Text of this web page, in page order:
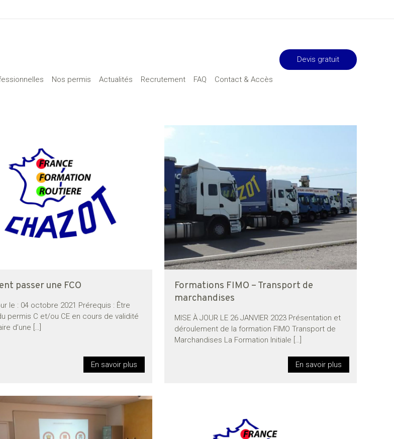
Nos permis Actualités Recrutement FAQ Contact & Accès
Devis gratuit
passer une FCO
le : 04 octobre 2021 Prérequis : Être
permis C et/ou CE en cours de validité
d’une […]
En savoir plus
Formations FIMO – Transport de
marchandises
MISE À JOUR LE 26 JANVIER 2023 Présentation et
déroulement de la formation FIMO Transport de
Marchandises La Formation Initiale […]
En savoir plus